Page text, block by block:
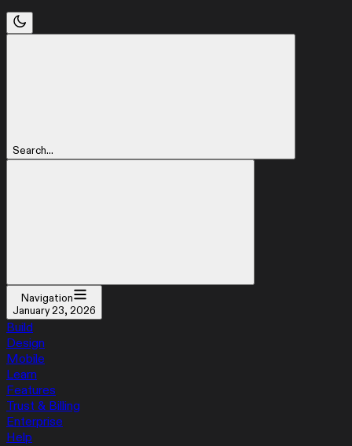
Search...
Navigation
January 23, 2026
Build
Design
Mobile
Learn
Features
Trust & Billing
Enterprise
Help